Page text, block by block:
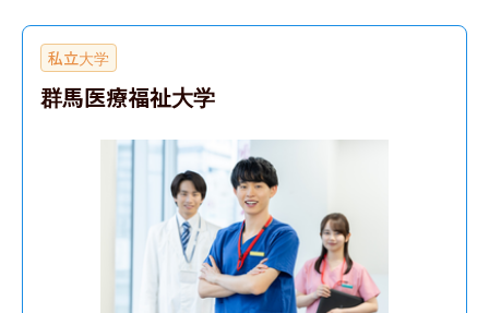
私立大学
群馬医療福祉大学